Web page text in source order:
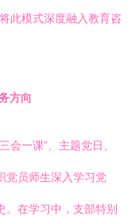
此模式深度融入教育咨
方向
会一课”、主题党日、
党员师生深入学习党
。在学习中，支部特别